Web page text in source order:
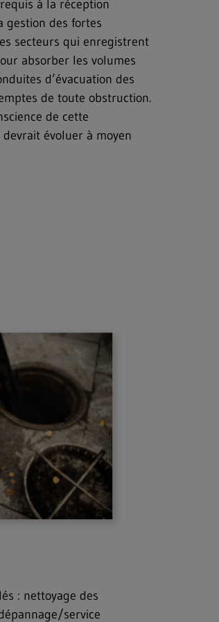
à la réception
gestion des fortes
secteurs qui enregistrent
absorber les volumes
d’évacuation des
de toute obstruction.
de cette
évoluer à moyen
: nettoyage des
service